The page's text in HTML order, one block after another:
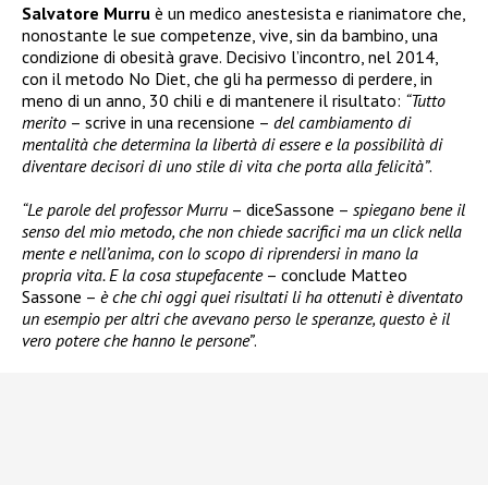
Salvatore Murru è un medico anestesista e rianimatore che,
nonostante le sue competenze, vive, sin da bambino, una
condizione di obesità grave. Decisivo l’incontro, nel 2014,
con il metodo No Diet, che gli ha permesso di perdere, in
meno di un anno, 30 chili e di mantenere il risultato: “Tutto
merito – scrive in una recensione – del cambiamento di
mentalità che determina la libertà di essere e la possibilità di
diventare decisori di uno stile di vita che porta alla felicità”.
“Le parole del professor Murru – diceSassone – spiegano bene il
senso del mio metodo, che non chiede sacrifici ma un click nella
mente e nell’anima, con lo scopo di riprendersi in mano la
propria vita. E la cosa stupefacente– conclude Matteo
Sassone – è che chi oggi quei risultati li ha ottenuti è diventato
un esempio per altri che avevano perso le speranze, questo è il
vero potere che hanno le persone”.